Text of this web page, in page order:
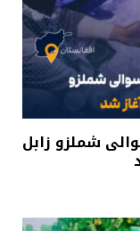
شملزو زابل